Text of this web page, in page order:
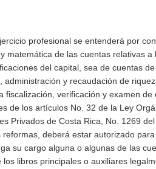
profesional se entenderá por
matemática de las cuentas relativas a
del capital, sea de cuentas de
administración y recaudación de
fiscalización, verificación y examen de
de los artículos No. 32 de la Ley
Privados de Costa Rica, No. 1269
reformas, deberá estar autorizado
su cargo alguna o algunas de las
los libros principales o auxiliares